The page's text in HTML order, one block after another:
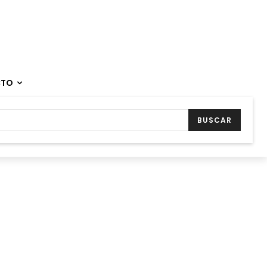
BUSCAR